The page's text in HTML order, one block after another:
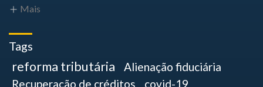
Mais
Tags
reforma tributária
Alienação fiduciária
Recuperação de créditos
covid-19